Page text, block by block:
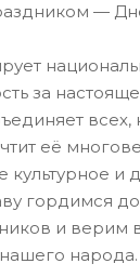
—
за
всех,
её
культурное и
гордимся
и верим
народа.